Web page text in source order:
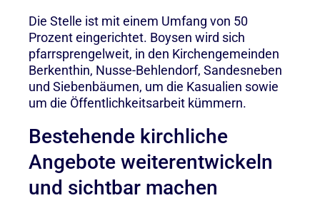
Die Stelle ist mit einem Umfang von 50
Prozent eingerichtet. Boysen wird sich
pfarrsprengelweit, in den Kirchengemeinden
Berkenthin, Nusse-Behlendorf, Sandesneben
und Siebenbäumen, um die Kasualien sowie
um die Öffentlichkeitsarbeit kümmern.
Bestehende kirchliche
Angebote weiterentwickeln
und sichtbar machen